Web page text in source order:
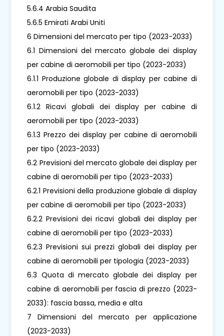
5.6.4 Arabia Saudita
5.6.5 Emirati Arabi Uniti
6 Dimensioni del mercato per tipo (2023-2033)
6.1 Dimensioni del mercato globale dei display
per cabine di aeromobili per tipo (2023-2033)
6.1.1 Produzione globale di display per cabine di
aeromobili per tipo (2023-2033)
6.1.2 Ricavi globali dei display per cabine di
aeromobili per tipo (2023-2033)
6.1.3 Prezzo dei display per cabine di aeromobili
per tipo (2023-2033)
6.2 Previsioni del mercato globale dei display per
cabine di aeromobili per tipo (2023-2033)
6.2.1 Previsioni della produzione globale di display
per cabine di aeromobili per tipo (2023-2033)
6.2.2 Previsioni dei ricavi globali dei display per
cabine di aeromobili per tipo (2023-2033)
6.2.3 Previsioni sui prezzi globali dei display per
cabine di aeromobili per tipologia (2023-2033)
6.3 Quota di mercato globale dei display per
cabine di aeromobili per fascia di prezzo (2023-
2033): fascia bassa, media e alta
7 Dimensioni del mercato per applicazione
(2023-2033)